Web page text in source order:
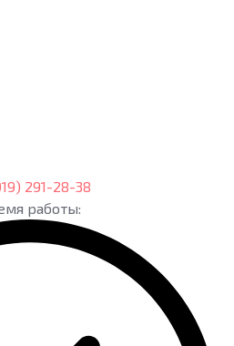
291-28-38
работы: